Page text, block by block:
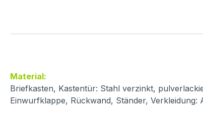
Material:
Briefkasten, Kastentür: Stahl verzinkt,
Einwurfklappe, Rückwand, Ständer, Verkleidung: